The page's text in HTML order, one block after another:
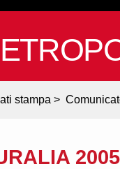
stampa >
2005